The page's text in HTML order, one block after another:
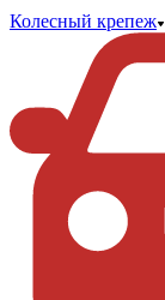
Колесный крепеж